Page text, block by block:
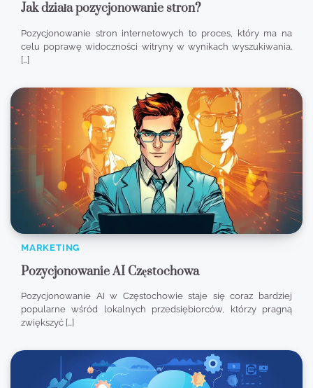
Jak działa pozycjonowanie stron?
Pozycjonowanie stron internetowych to proces, który ma na
celu poprawę widoczności witryny w wynikach wyszukiwania.
[…]
MARKETING
Pozycjonowanie AI Częstochowa
Pozycjonowanie AI w Częstochowie staje się coraz bardziej
popularne wśród lokalnych przedsiębiorców, którzy pragną
zwiększyć […]